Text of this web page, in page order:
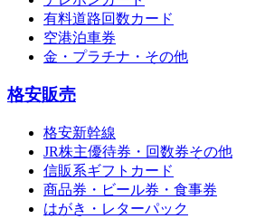
有料道路回数カード
空港泊車券
金・プラチナ・その他
格安販売
格安新幹線
JR株主優待券・回数券その他
信販系ギフトカード
商品券・ビール券・食事券
はがき・レターパック